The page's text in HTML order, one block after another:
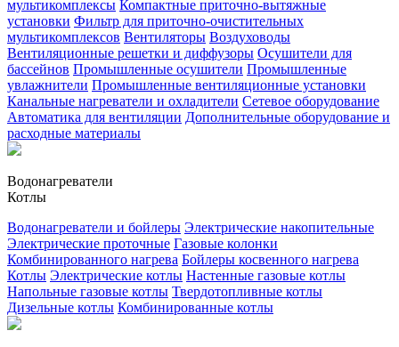
мультикомплексы Компактные приточно-вытяжные
установки Фильтр для приточно-очистительных
мультикомплексов Вентиляторы Воздуховоды
Вентиляционные решетки и диффузоры Осушители для
бассейнов Промышленные осушители Промышленные
увлажнители Промышленные вентиляционные установки
Канальные нагреватели и охладители Сетевое оборудование
Автоматика для вентиляции Дополнительные оборудование и
расходные материалы
Водонагреватели
Котлы
Водонагреватели и бойлеры Электрические накопительные
Электрические проточные Газовые колонки
Комбинированного нагрева Бойлеры косвенного нагрева
Котлы Электрические котлы Настенные газовые котлы
Напольные газовые котлы Твердотопливные котлы
Дизельные котлы Комбинированные котлы